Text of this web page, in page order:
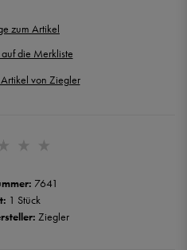
7641
1 Stück
Ziegler
zum Artikel
von Ziegler